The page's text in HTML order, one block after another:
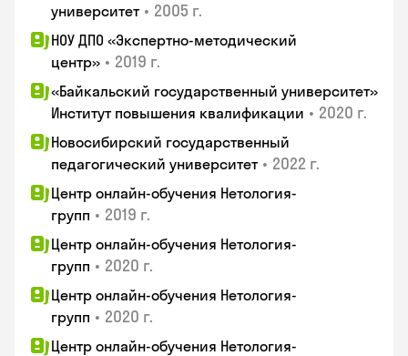
университет • 2005 г.
НОУ ДПО «Экспертно-методический
центр» • 2019 г.
«Байкальский государственный университет»
Институт повышения квалификации • 2020 г.
Новосибирский государственный
педагогический университет • 2022 г.
Центр онлайн-обучения Нетология-
групп • 2019 г.
Центр онлайн-обучения Нетология-
групп • 2020 г.
Центр онлайн-обучения Нетология-
групп • 2020 г.
Центр онлайн-обучения Нетология-